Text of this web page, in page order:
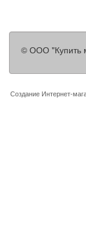
© ООО "Купить
Создание Интернет-